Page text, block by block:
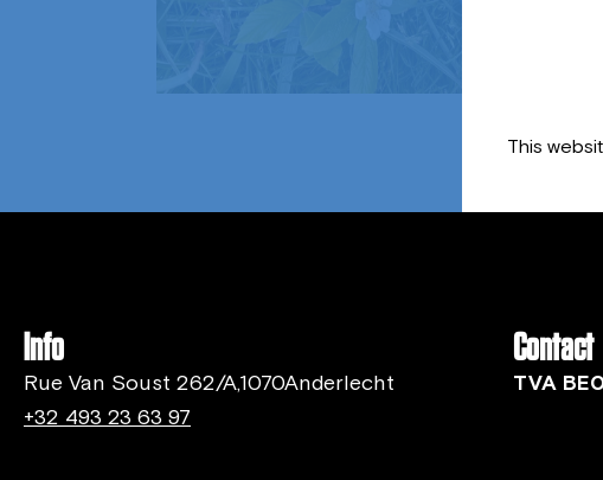
This
Info
Rue Van Soust 262/A,1070Anderlecht
+32 493 23 63 97
Contact
TVA